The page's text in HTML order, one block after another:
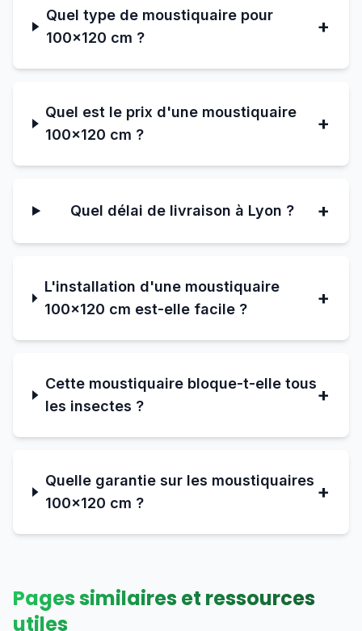
Quel type de moustiquaire pour
100×120 cm ?
+
Quel est le prix d'une moustiquaire
100×120 cm ?
+
Quel délai de livraison à Lyon ? +
L'installation d'une moustiquaire
100×120 cm est-elle facile ?
+
Cette moustiquaire bloque-t-elle tous
les insectes ?
+
Quelle garantie sur les moustiquaires
100×120 cm ?
+
Pages similaires et ressources
utiles